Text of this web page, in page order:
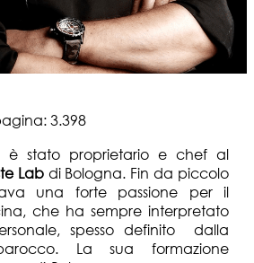
3.398
è stato proprietario e chef al
Labdi Bologna. Fin da piccolo
una forte passione per il
che ha sempre interpretato
spesso definito dalla
La sua formazione